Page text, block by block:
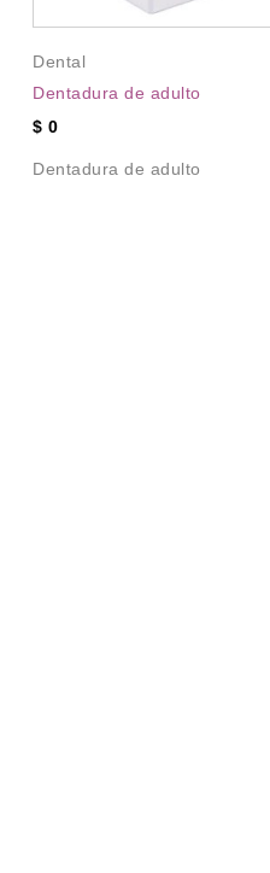
Dental
Dentadura de adulto
$ 0
Dentadura de adulto